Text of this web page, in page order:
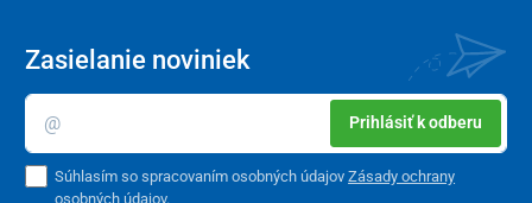
Zasielanie noviniek
Prihlásiť k odberu
Súhlasím so spracovaním osobných údajovZásady ochrany
osobných údajov.